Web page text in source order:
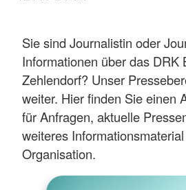
Sie sind Journalistin oder
Informationen über das DRK
Zehlendorf? Unser
weiter. Hier finden Sie einen
für Anfragen, aktuelle
weiteres
Organisation.